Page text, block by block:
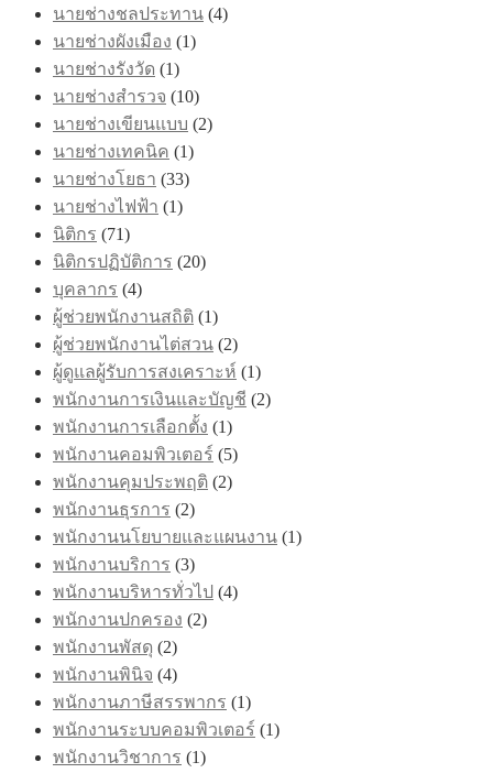
นายช่างชลประทาน (4)
นายช่างผังเมือง (1)
นายช่างรังวัด (1)
นายช่างสำรวจ (10)
นายช่างเขียนแบบ (2)
นายช่างเทคนิค (1)
นายช่างโยธา (33)
นายช่างไฟฟ้า (1)
นิติกร (71)
นิติกรปฏิบัติการ (20)
บุคลากร (4)
ผู้ช่วยพนักงานสถิติ (1)
ผู้ช่วยพนักงานไต่สวน (2)
ผู้ดูแลผู้รับการสงเคราะห์ (1)
พนักงานการเงินและบัญชี (2)
พนักงานการเลือกตั้ง (1)
พนักงานคอมพิวเตอร์ (5)
พนักงานคุมประพฤติ (2)
พนักงานธุรการ (2)
พนักงานนโยบายและแผนงาน (1)
พนักงานบริการ (3)
พนักงานบริหารทั่วไป (4)
พนักงานปกครอง (2)
พนักงานพัสดุ (2)
พนักงานพินิจ (4)
พนักงานภาษีสรรพากร (1)
พนักงานระบบคอมพิวเตอร์ (1)
พนักงานวิชาการ (1)